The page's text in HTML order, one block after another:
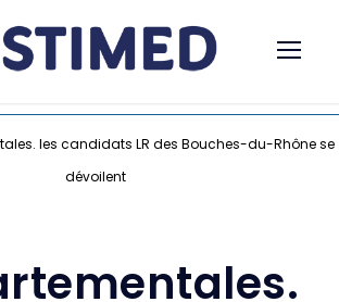
les candidats LR des Bouches-du-Rhône se
dévoilent